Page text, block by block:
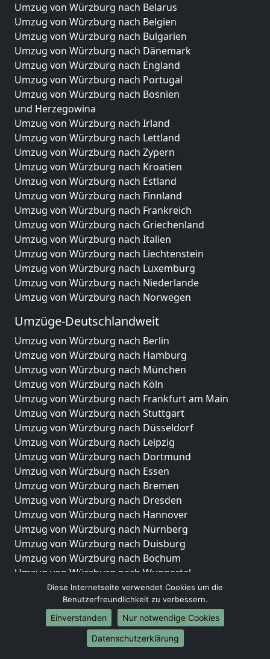
Umzug von Würzburg nach Belarus
Umzug von Würzburg nach Belgien
Umzug von Würzburg nach Bulgarien
Umzug von Würzburg nach Dänemark
Umzug von Würzburg nach England
Umzug von Würzburg nach Portugal
Umzug von Würzburg nach Bosnien
und Herzegowina
Umzug von Würzburg nach Irland
Umzug von Würzburg nach Lettland
Umzug von Würzburg nach Zypern
Umzug von Würzburg nach Kroatien
Umzug von Würzburg nach Estland
Umzug von Würzburg nach Finnland
Umzug von Würzburg nach Frankreich
Umzug von Würzburg nach Griechenland
Umzug von Würzburg nach Italien
Umzug von Würzburg nach Liechtenstein
Umzug von Würzburg nach Luxemburg
Umzug von Würzburg nach Niederlande
Umzug von Würzburg nach Norwegen
Umzüge-Deutschlandweit
Umzug von Würzburg nach Berlin
Umzug von Würzburg nach Hamburg
Umzug von Würzburg nach München
Umzug von Würzburg nach Köln
Umzug von Würzburg nach Frankfurt am Main
Umzug von Würzburg nach Stuttgart
Umzug von Würzburg nach Düsseldorf
Umzug von Würzburg nach Leipzig
Umzug von Würzburg nach Dortmund
Umzug von Würzburg nach Essen
Umzug von Würzburg nach Bremen
Umzug von Würzburg nach Dresden
Umzug von Würzburg nach Hannover
Umzug von Würzburg nach Nürnberg
Umzug von Würzburg nach Duisburg
Umzug von Würzburg nach Bochum
Umzug von Würzburg nach Wuppertal
Umzug von Würzburg nach Bielefeld
Umzug von Würzburg nach Bonn
Umzug von Würzburg nach Münster
Internationale-Umzüge
Diese Internetseite verwendet Cookies um die
Benutzerfreundlichkeit zu verbessern.
Einverstanden
Nur notwendige Cookies
Datenschutzerklärung